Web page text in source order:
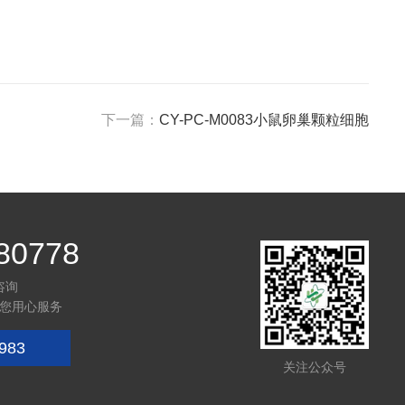
下一篇： CY-PC-M0083小鼠卵巢颗粒细胞
询
用心服务
关注公众号